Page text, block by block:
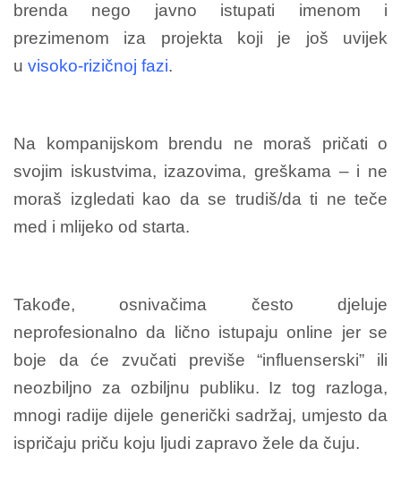
brenda nego javno istupati imenom i
prezimenom iza projekta koji je još uvijek
u visoko-rizičnoj fazi.
Na kompanijskom brendu ne moraš pričati o
svojim iskustvima, izazovima, greškama – i ne
moraš izgledati kao da se trudiš/da ti ne teče
med i mlijeko od starta.
Takođe, osnivačima često djeluje
neprofesionalno da lično istupaju online jer se
boje da će zvučati previše “influenserski” ili
neozbiljno za ozbiljnu publiku. Iz tog razloga,
mnogi radije dijele generički sadržaj, umjesto da
ispričaju priču koju ljudi zapravo žele da čuju.